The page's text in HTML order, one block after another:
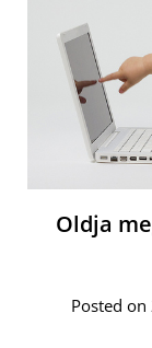
Oldja
Posted